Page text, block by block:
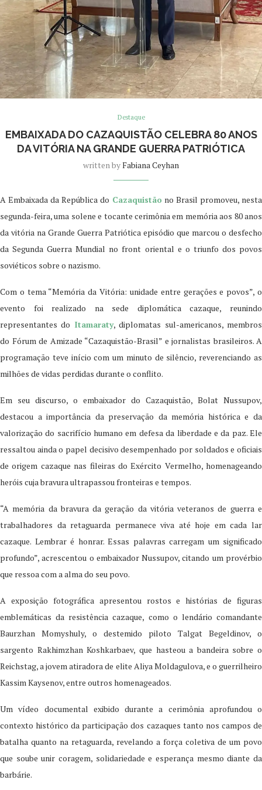
Destaque
EMBAIXADA DO CAZAQUISTÃO CELEBRA 80 ANOS
DA VITÓRIA NA GRANDE GUERRA PATRIÓTICA
written byFabiana Ceyhan
A Embaixada da República do Cazaquistão no Brasil promoveu, nesta
segunda-feira, uma solene e tocante cerimônia em memória aos 80 anos
da vitória na Grande Guerra Patriótica episódio que marcou o desfecho
da Segunda Guerra Mundial no front oriental e o triunfo dos povos
soviéticos sobre o nazismo.
Com o tema “Memória da Vitória: unidade entre gerações e povos”, o
evento foi realizado na sede diplomática cazaque, reunindo
representantes do Itamaraty, diplomatas sul-americanos, membros
do Fórum de Amizade “Cazaquistão-Brasil” e jornalistas brasileiros. A
programação teve início com um minuto de silêncio, reverenciando as
milhões de vidas perdidas durante o conflito.
Em seu discurso, o embaixador do Cazaquistão, Bolat Nussupov,
destacou a importância da preservação da memória histórica e da
valorização do sacrifício humano em defesa da liberdade e da paz. Ele
ressaltou ainda o papel decisivo desempenhado por soldados e oficiais
de origem cazaque nas fileiras do Exército Vermelho, homenageando
heróis cuja bravura ultrapassou fronteiras e tempos.
“A memória da bravura da geração da vitória veteranos de guerra e
trabalhadores da retaguarda permanece viva até hoje em cada lar
cazaque. Lembrar é honrar. Essas palavras carregam um significado
profundo”, acrescentou o embaixador Nussupov, citando um provérbio
que ressoa com a alma do seu povo.
A exposição fotográfica apresentou rostos e histórias de figuras
emblemáticas da resistência cazaque, como o lendário comandante
Baurzhan Momyshuly, o destemido piloto Talgat Begeldinov, o
sargento Rakhimzhan Koshkarbaev, que hasteou a bandeira sobre o
Reichstag, a jovem atiradora de elite Aliya Moldagulova, e o guerrilheiro
Kassim Kaysenov, entre outros homenageados.
Um vídeo documental exibido durante a cerimônia aprofundou o
contexto histórico da participação dos cazaques tanto nos campos de
batalha quanto na retaguarda, revelando a força coletiva de um povo
que soube unir coragem, solidariedade e esperança mesmo diante da
barbárie.